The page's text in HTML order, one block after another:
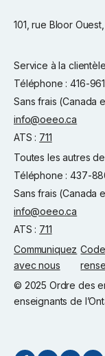
101, rue Bloor
Service à la
Téléphone : 416-
Sans frais (Canada
info@oeeo.ca
ATS : 711
Toutes les autres
Téléphone : 437-
Sans frais (Canada
info@oeeo.ca
ATS : 711
Communiquez
avec nous
© 2025 Ordre des
enseignants de